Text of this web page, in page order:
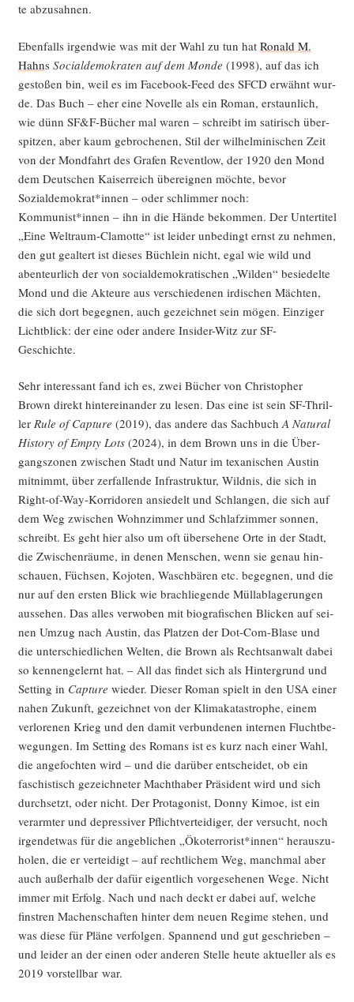
te abzusahnen.
Eben­falls irgend­wie was mit der Wahl zu tun hat Ronald M.
Hahns Social­de­mo­kra­ten auf dem Mon­de (1998), auf das ich
gesto­ßen bin, weil es im Face­book-Feed des SFCD erwähnt wur­
de. Das Buch – eher eine Novel­le als ein Roman, erstaun­lich,
wie dünn SF&F‑Bücher mal waren – schreibt im sati­risch über­
spit­zen, aber kaum gebro­che­nen, Stil der wil­hel­mi­ni­schen Zeit
von der Mond­fahrt des Gra­fen Revent­low, der 1920 den Mond
dem Deut­schen Kai­ser­reich über­eig­nen möch­te, bevor
Sozialdemokrat*innen – oder schlim­mer noch:
Kommunist*innen – ihn in die Hän­de bekom­men. Der Unter­ti­tel
„Eine Welt­raum-Cla­mot­te“ ist lei­der unbe­dingt ernst zu neh­men,
den gut geal­tert ist die­ses Büch­lein nicht, egal wie wild und
aben­teur­lich der von social­de­mo­kra­ti­schen „Wil­den“ besie­del­te
Mond und die Akteu­re aus ver­schie­de­nen irdi­schen Mäch­ten,
die sich dort begeg­nen, auch gezeich­net sein mögen. Ein­zi­ger
Licht­blick: der eine oder ande­re Insi­der-Witz zur SF-
Geschichte.
Sehr inter­es­sant fand ich es, zwei Bücher von Chris­to­pher
Brown direkt hin­ter­ein­an­der zu lesen. Das eine ist sein SF-Thril­
ler Rule of Cap­tu­re (2019), das ande­re das Sach­buchA Natu­ral
Histo­ry of Emp­ty Lots(2024), in dem Brown uns in die Über­
gangs­zo­nen zwi­schen Stadt und Natur im texa­ni­schen Aus­tin
mit­nimmt, über zer­fal­len­de Infra­struk­tur, Wild­nis, die sich in
Right-of-Way-Kor­ri­do­ren ansie­delt und Schlan­gen, die sich auf
dem Weg zwi­schen Wohn­zim­mer und Schlaf­zim­mer son­nen,
schreibt. Es geht hier also um oft über­se­he­ne Orte in der Stadt,
die Zwi­schen­räu­me, in denen Men­schen, wenn sie genau hin­
schau­en, Füch­sen, Kojo­ten, Wasch­bä­ren etc. begeg­nen, und die
nur auf den ers­ten Blick wie brach­lie­gen­de Müll­ab­la­ge­run­gen
aus­se­hen. Das alles ver­wo­ben mit bio­gra­fi­schen Bli­cken auf sei­
nen Umzug nach Aus­tin, das Plat­zen der Dot-Com-Bla­se und
die unter­schied­li­chen Wel­ten, die Brown als Rechts­an­walt dabei
so ken­nen­ge­lernt hat. – All das fin­det sich als Hin­ter­grund und
Set­ting in Cap­tu­re wie­der. Die­ser Roman spielt in den USA einer
nahen Zukunft, gezeich­net von der Kli­ma­ka­ta­stro­phe, einem
ver­lo­re­nen Krieg und den damit ver­bun­de­nen inter­nen Flucht­be­
we­gun­gen. Im Set­ting des Romans ist es kurz nach einer Wahl,
die ange­foch­ten wird – und die dar­über ent­schei­det, ob ein
faschis­tisch gezeich­ne­ter Macht­ha­ber Prä­si­dent wird und sich
durch­setzt, oder nicht. Der Prot­ago­nist, Don­ny Kimoe, ist ein
ver­arm­ter und depres­si­ver Pflicht­ver­tei­di­ger, der ver­sucht, noch
irgend­et­was für die angeb­li­chen „Ökoterrorist*innen“ her­aus­zu­
ho­len, die er ver­tei­digt – auf recht­li­chem Weg, manch­mal aber
auch außer­halb der dafür eigent­lich vor­ge­se­he­nen Wege. Nicht
immer mit Erfolg. Nach und nach deckt er dabei auf, wel­che
finstren Machen­schaf­ten hin­ter dem neu­en Regime ste­hen, und
was die­se für Plä­ne ver­fol­gen. Span­nend und gut geschrie­ben –
und lei­der an der einen oder ande­ren Stel­le heu­te aktu­el­ler als es
2019 vor­stell­bar war.